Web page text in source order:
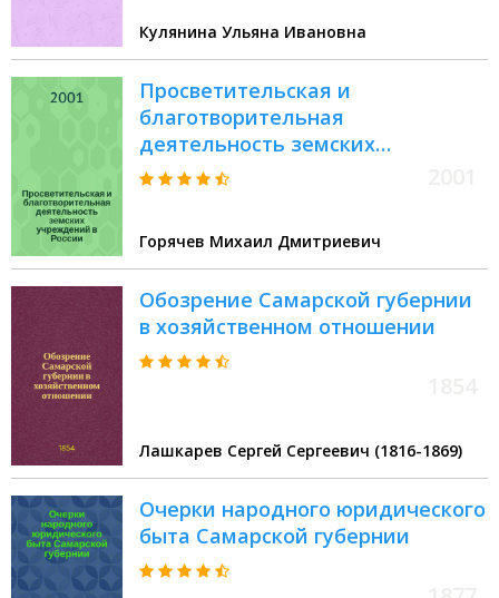
<Отечественная история>
Кулянина Ульяна Ивановна
Просветительская и
благотворительная
деятельность земских
учреждений в России : По
Горячев Михаил Дмитриевич
Обозрение Самарской губернии
в хозяйственном отношении
Лашкарев Сергей Сергеевич (1816-1869)
Очерки народного юридического
быта Самарской губернии